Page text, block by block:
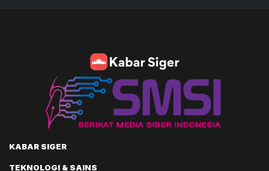
KABAR SIGER
TEKNOLOGI & SAINS